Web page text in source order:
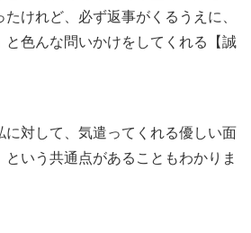
けれど、必ず返事がくるうえに、
と色んな問いかけをしてくれる【誠
に対して、気遣ってくれる優しい面
いう共通点があることもわかりま